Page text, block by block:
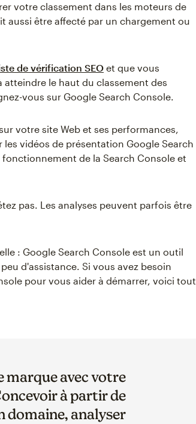
votre classement dans les moteurs de
aussi être affecté par un chargement ou
de vérification SEO et que vous
le haut du classement des
vous sur Google Search Console.
votre site Web et ses performances,
vidéos de présentation Google Search
de la Search Console et
pas. Les analyses peuvent parfois être
: Google Search Console est un outil
d'assistance. Si vous avez besoin
pour vous aider à démarrer, voici tout
marque avec votre
à partir de
domaine, analyser